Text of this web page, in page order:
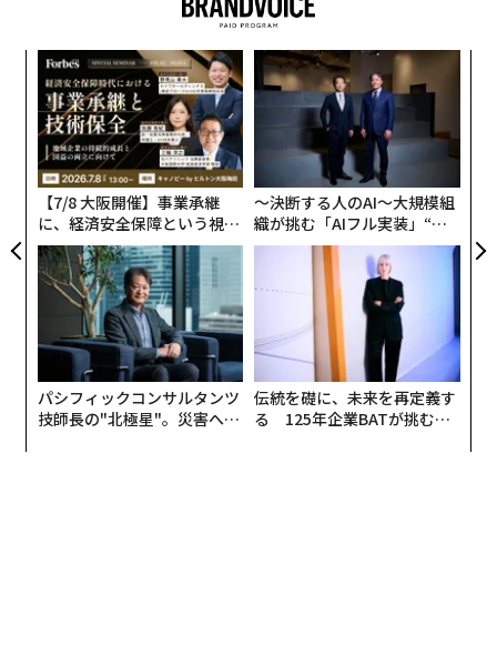
眼球手術はロボットが引き継ぐしかない 眼科医不足の悪化に挑むスタート
戦争終結後のイスラエルで期待される「スタートアップブーム」
タグ：
イスラエル フードテック
スタートアップ
ベンチャーキャピタル/VC
モビリティ
投資/投資家
医療
かつて「Gytpol」として知られた同社は、現在「Reme
dio（レメディオ）」に改称し、ハッカーの視点で侵入
に利用可能な設定ミスを検知するAIモデルを開発した。
このモデルは企業のIT部門にアラートを発し、管理者が
ワンクリックで修正できる仕組みを整えている。「企業
は、社内のすべての端末に当社の軽量エージェントを導
入することで、挙動を細かく把握し、業務を止めること
なく安全性を高められる」とコレンダーはフォーブスに
語った。
【7/8 大阪開催】事業承継
に、経済安全保障という視点
が加わるとき──経営者が問
われる新たな判断軸
〜決断する人のAI〜大規模組
織が挑む「AIフル実装」“使
う”企業から“動く”企業へ【N
TTドコモビジネス×PwC】
パシフィックコンサルタンツ
技師長の"北極星"。災害への
伝統を礎に、未来を再定義す
る 125年企業BATが挑むス